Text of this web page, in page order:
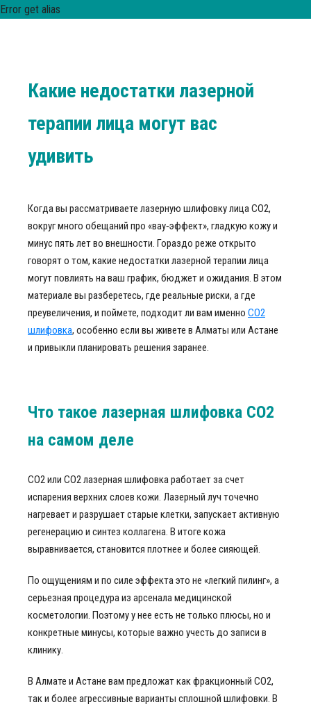
Error get alias
Какие недостатки лазерной
терапии лица могут вас
удивить
Когда вы рассматриваете лазерную шлифовку лица CO2,
вокруг много обещаний про «вау‑эффект», гладкую кожу и
минус пять лет во внешности. Гораздо реже открыто
говорят о том, какие недостатки лазерной терапии лица
могут повлиять на ваш график, бюджет и ожидания. В этом
материале вы разберетесь, где реальные риски, а где
преувеличения, и поймете, подходит ли вам именно СО2
шлифовка, особенно если вы живете в Алматы или Астане
и привыкли планировать решения заранее.
Что такое лазерная шлифовка CO2
на самом деле
CO2 или СО2 лазерная шлифовка работает за счет
испарения верхних слоев кожи. Лазерный луч точечно
нагревает и разрушает старые клетки, запускает активную
регенерацию и синтез коллагена. В итоге кожа
выравнивается, становится плотнее и более сияющей.
По ощущениям и по силе эффекта это не «легкий пилинг», а
серьезная процедура из арсенала медицинской
косметологии. Поэтому у нее есть не только плюсы, но и
конкретные минусы, которые важно учесть до записи в
клинику.
В Алмате и Астане вам предложат как фракционный CO2,
так и более агрессивные варианты сплошной шлифовки. В